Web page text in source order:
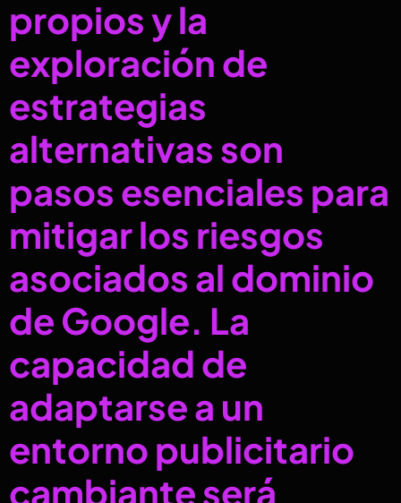
propios y la
exploración de
estrategias
alternativas son
pasos esenciales para
mitigar los riesgos
asociados al dominio
de Google. La
capacidad de
adaptarse a un
entorno publicitario
cambiante será